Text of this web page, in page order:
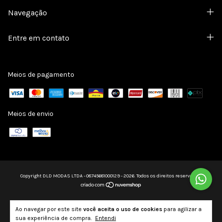
Ao navegar por este site você aceita o uso de cookies para agilizar a
sua experiência de compra. Entendi
Navegação
Entre em contato
Meios de pagamento
Meios de envio
Copyright DLD MODAS LTDA - 08745681000129 - 2026. Todos os direitos reservados.